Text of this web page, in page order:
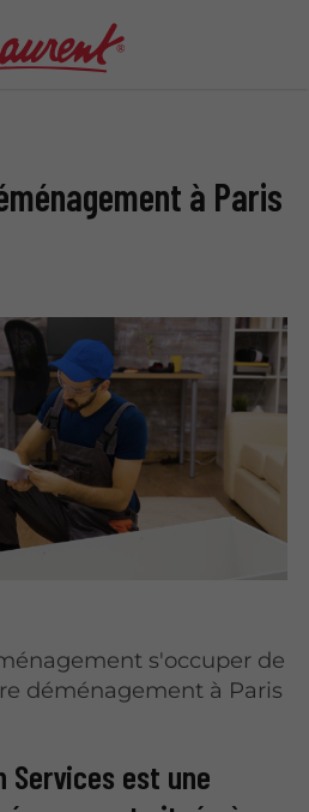
à Paris
s'occuper de
déménagement à Paris
Services est une